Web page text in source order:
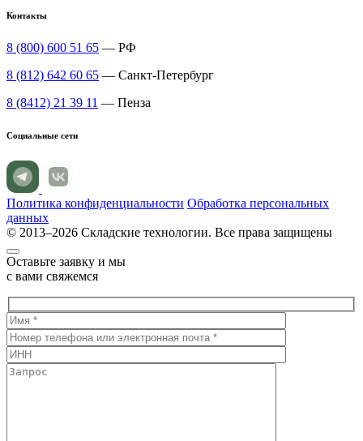
Контакты
8 (800) 600 51 65 — РФ
8 (812) 642 60 65 — Санкт-Петербург
8 (8412) 21 39 11 — Пенза
Социальные сети
Политика конфиденциальности Обработка персональных
данных
© 2013–2026 Складские технологии. Все права защищены
Оставьте заявку и мы
с вами свяжемся